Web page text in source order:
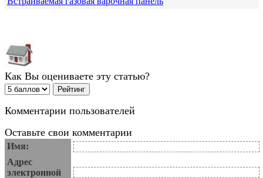
Как Вы оцениваете эту статью?
Комментарии пользователей
Оставьте свои комментарии
Имя:
Адрес
электронной